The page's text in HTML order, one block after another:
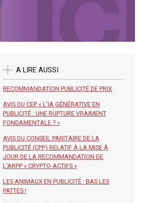
A LIRE AUSSI
RECOMMANDATION PUBLICITÉ DE PRIX
AVIS DU CEP « L’IA GÉNÉRATIVE EN
PUBLICITÉ : UNE RUPTURE VRAIMENT
FONDAMENTALE ? »
AVIS DU CONSEIL PARITAIRE DE LA
PUBLICITÉ (CPP) RELATIF À LA MISE À
JOUR DE LA RECOMMANDATION DE
L’ARPP « CRYPTO-ACTIFS »
LES ANIMAUX EN PUBLICITÉ : BAS LES
PATTES !